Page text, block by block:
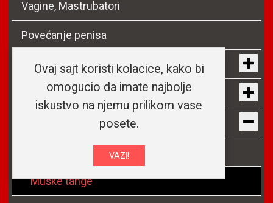
Vagine, Mastrubatori
Povećanje penisa
Analni stimulatori
Ženski seksi veš
Muške tange
Ovaj sajt koristi kolacice, kako bi
omogucio da imate najbolje
iskustvo na njemu prilikom vase
posete.
VAZI!